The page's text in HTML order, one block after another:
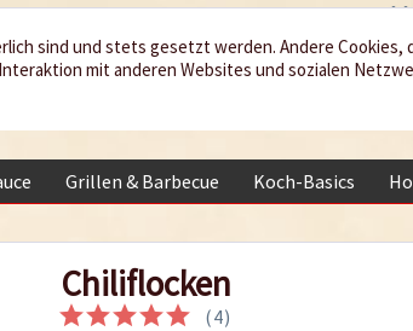
Grillen & Barbecue Koch-Basics
Chiliflocken
(4)
sind und stets gesetzt werden. Andere Cookies,
mit anderen Websites und sozialen